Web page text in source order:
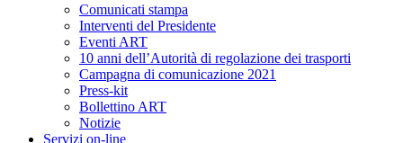
Comunicati stampa
Interventi del Presidente
Eventi ART
10 anni dell’Autorità di regolazione dei trasporti
Campagna di comunicazione 2021
Press-kit
Bollettino ART
Notizie
Servizi on-line